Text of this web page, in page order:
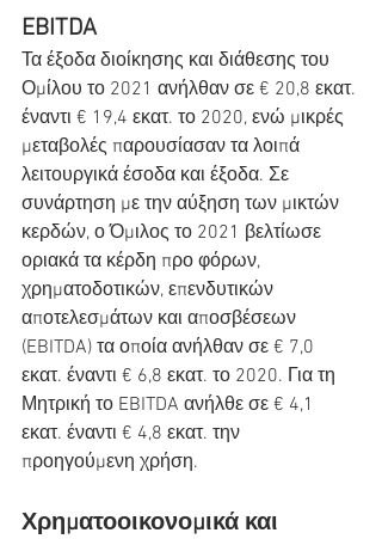
EBITDA
Τα έξοδα διοίκησης και διάθεσης του
Ομίλου το 2021 ανήλθαν σε € 20,8 εκατ.
έναντι € 19,4 εκατ. το 2020, ενώ μικρές
μεταβολές παρουσίασαν τα λοιπά
λειτουργικά έσοδα και έξοδα. Σε
συνάρτηση με την αύξηση των μικτών
κερδών, ο Όμιλος το 2021 βελτίωσε
οριακά τα κέρδη προ φόρων,
χρηματοδοτικών, επενδυτικών
αποτελεσμάτων και αποσβέσεων
(EBITDA) τα οποία ανήλθαν σε € 7,0
εκατ. έναντι € 6,8 εκατ. το 2020. Για τη
Μητρική το EBITDA ανήλθε σε € 4,1
εκατ. έναντι € 4,8 εκατ. την
προηγούμενη χρήση.
Χρηματοοικονομικά και